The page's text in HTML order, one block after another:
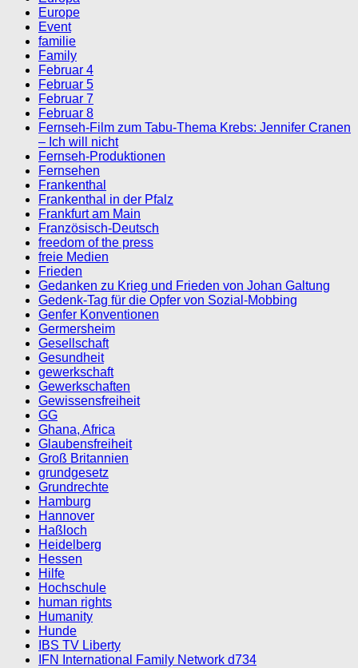
Europe
Event
familie
Family
Februar 4
Februar 5
Februar 7
Februar 8
Fernseh-Film zum Tabu-Thema Krebs: Jennifer Cranen
– Ich will nicht
Fernseh-Produktionen
Fernsehen
Frankenthal
Frankenthal in der Pfalz
Frankfurt am Main
Französisch-Deutsch
freedom of the press
freie Medien
Frieden
Gedanken zu Krieg und Frieden von Johan Galtung
Gedenk-Tag für die Opfer von Sozial-Mobbing
Genfer Konventionen
Germersheim
Gesellschaft
Gesundheit
gewerkschaft
Gewerkschaften
Gewissensfreiheit
GG
Ghana, Africa
Glaubensfreiheit
Groß Britannien
grundgesetz
Grundrechte
Hamburg
Hannover
Haßloch
Heidelberg
Hessen
Hilfe
Hochschule
human rights
Humanity
Hunde
IBS TV Liberty
IFN International Family Network d734